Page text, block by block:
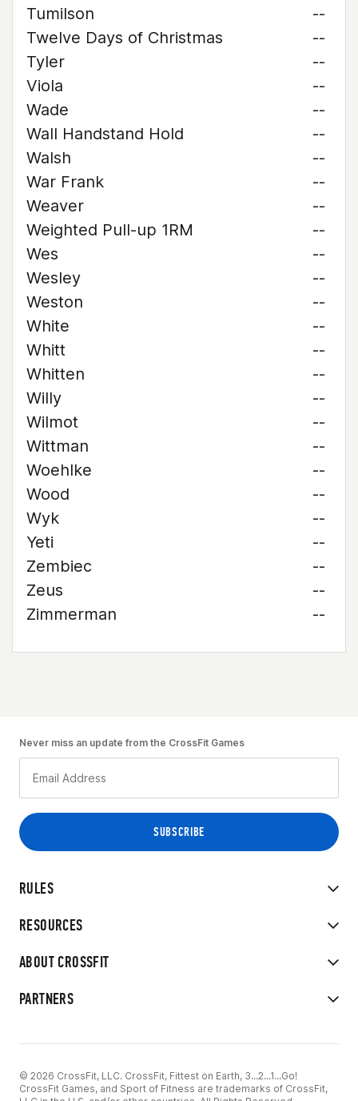
Tumilson
--
Twelve Days of Christmas
--
Tyler
--
Viola
--
Wade
--
Wall Handstand Hold
--
Walsh
--
War Frank
--
Weaver
--
Weighted Pull-up 1RM
--
Wes
--
Wesley
--
Weston
--
White
--
Whitt
--
Whitten
--
Willy
--
Wilmot
--
Wittman
--
Woehlke
--
Wood
--
Wyk
--
Yeti
--
Zembiec
--
Zeus
--
Zimmerman
--
RULES
RESOURCES
ABOUT CROSSFIT
PARTNERS
Never miss an update from the CrossFit Games
© 2026 CrossFit, LLC. CrossFit, Fittest on Earth, 3...2...1...Go!
CrossFit Games, and Sport of Fitness are trademarks of CrossFit,